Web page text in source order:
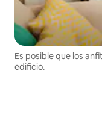
Es posible que los
edificio.